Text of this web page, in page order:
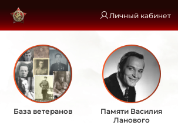
Личный кабинет
База ветеранов
Памяти Василия
Ланового